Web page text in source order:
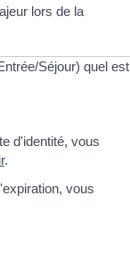
lors de la
Séjour) quel est
d'identité, vous
.
vous